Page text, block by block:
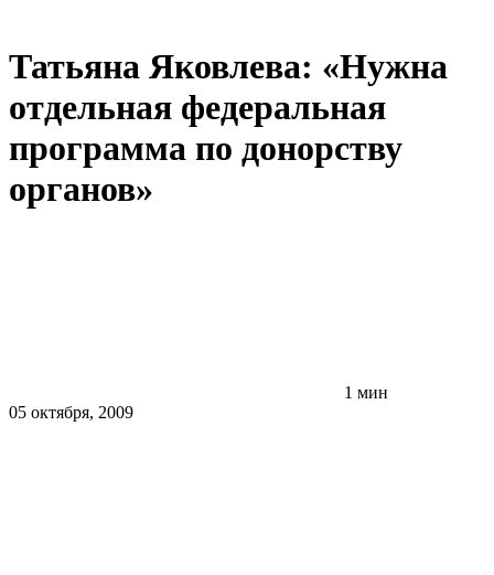
Татьяна Яковлева: «Нужна
отдельная федеральная
программа по донорству
органов»
1 мин
05 октября, 2009